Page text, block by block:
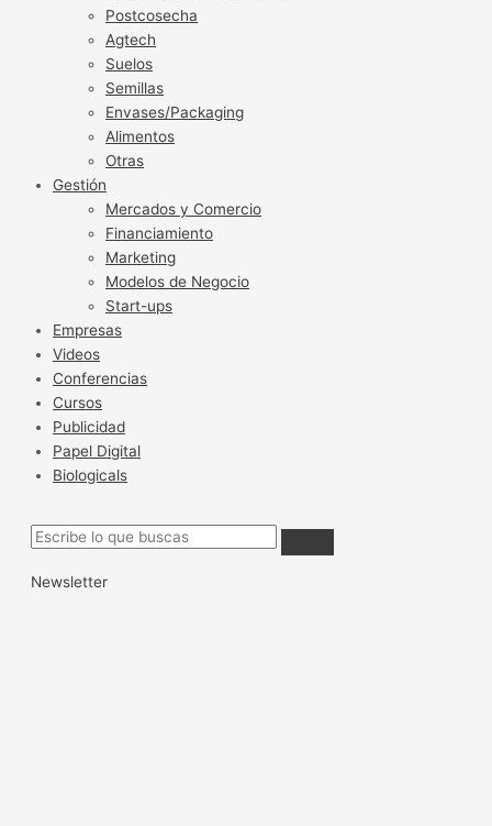
Postcosecha
Agtech
Suelos
Semillas
Envases/Packaging
Alimentos
Otras
Gestión
Mercados y Comercio
Financiamiento
Marketing
Modelos de Negocio
Start-ups
Empresas
Videos
Conferencias
Cursos
Publicidad
Papel Digital
Biologicals
Newsletter